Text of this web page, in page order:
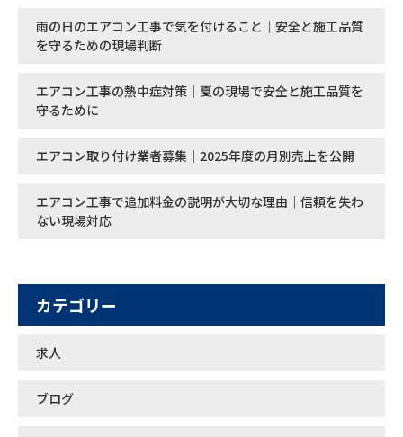
雨の日のエアコン工事で気を付けること｜安全と施工品質
を守るための現場判断
エアコン工事の熱中症対策｜夏の現場で安全と施工品質を
守るために
エアコン取り付け業者募集｜2025年度の月別売上を公開
エアコン工事で追加料金の説明が大切な理由｜信頼を失わ
ない現場対応
カテゴリー
求人
ブログ